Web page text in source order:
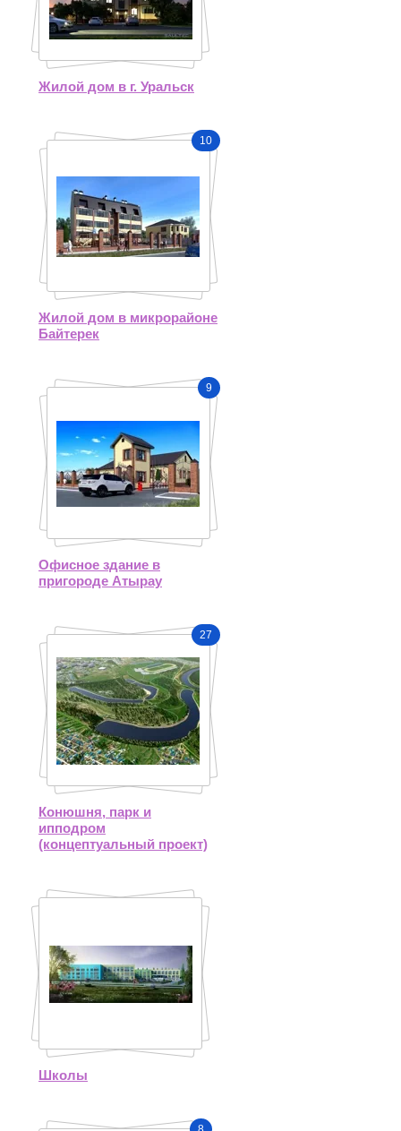
Жилой дом в г. Уральск
10
Жилой дом в микрорайоне
Байтерек
9
Офисное здание в
пригороде Атырау
27
Конюшня, парк и
ипподром
(концептуальный проект)
Школы